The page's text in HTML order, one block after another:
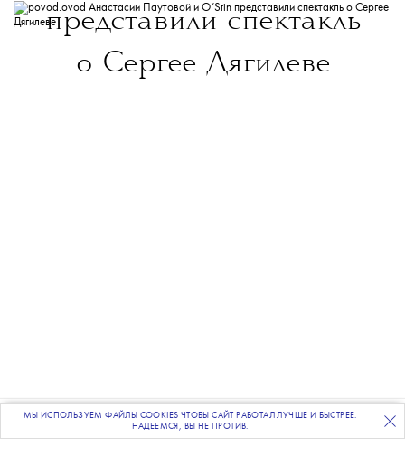
ПОДПИСЫВАЙТЕСЬНА НАШУ ВЕЧЕРНЮЮ РАССЫЛКУ
представили спектакль
о Сергее Дягилеве
Фото: povod.ovod, предоставлено Анастасией
Паутовой
МЫ ИСПОЛЬЗУЕМ ФАЙЛЫ COOKIES ЧТОБЫ САЙТ РАБОТАЛ ЛУЧШЕ И БЫСТРЕЕ.
НАДЕЕМСЯ, ВЫ НЕ ПРОТИВ.